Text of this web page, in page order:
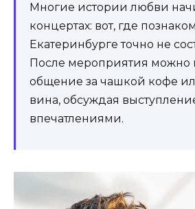
Многие истории любви
концертах: вот, где
Екатеринбурге точно не
После мероприятия можно
общение за чашкой кофе
вина, обсуждая
впечатлениями.